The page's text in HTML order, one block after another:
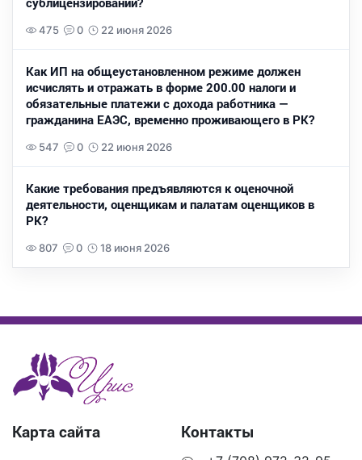
475 0 22 июня 2026
Как ИП на общеустановленном режиме должен
исчислять и отражать в форме 200.00 налоги и
обязательные платежи с дохода работника —
гражданина ЕАЭС, временно проживающего в РК?
547 0 22 июня 2026
Какие требования предъявляются к оценочной
деятельности, оценщикам и палатам оценщиков в
РК?
807 0 18 июня 2026
Карта сайта Контакты